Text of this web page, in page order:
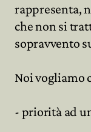
rappresenta,
che non si
sopravvento
Noi vogliamo
- priorità ad